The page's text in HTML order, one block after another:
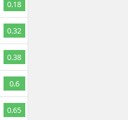
0.18
0.32
0.38
0.6
0.65